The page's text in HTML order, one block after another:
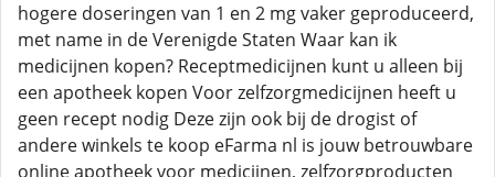
hogere doseringen van 1 en 2 mg vaker geproduceerd,
met name in de Verenigde Staten Waar kan ik
medicijnen kopen? Receptmedicijnen kunt u alleen bij
een apotheek kopen Voor zelfzorgmedicijnen heeft u
geen recept nodig Deze zijn ook bij de drogist of
andere winkels te koop eFarma nl is jouw betrouwbare
online apotheek voor medicijnen, zelfzorgproducten